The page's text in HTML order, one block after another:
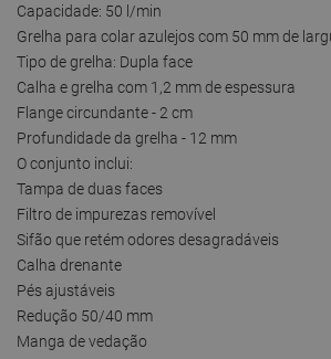
Capacidade: 50 l/min
Grelha para colar azulejos com 50 mm de
Tipo de grelha: Dupla face
Calha e grelha com 1,2 mm de espessura
Flange circundante - 2 cm
Profundidade da grelha - 12 mm
O conjunto inclui:
Tampa de duas faces
Filtro de impurezas removível
Sifão que retém odores desagradáveis
Calha drenante
Pés ajustáveis
Redução 50/40 mm
Manga de vedação